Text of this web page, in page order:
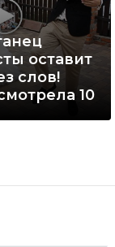
оставит
слов!
10